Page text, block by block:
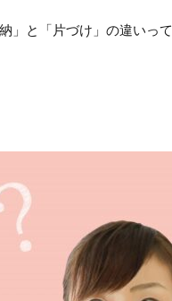
」と「片づけ」の違いって